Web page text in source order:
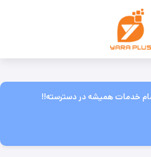
خدمات همیشه در دسترسته!!